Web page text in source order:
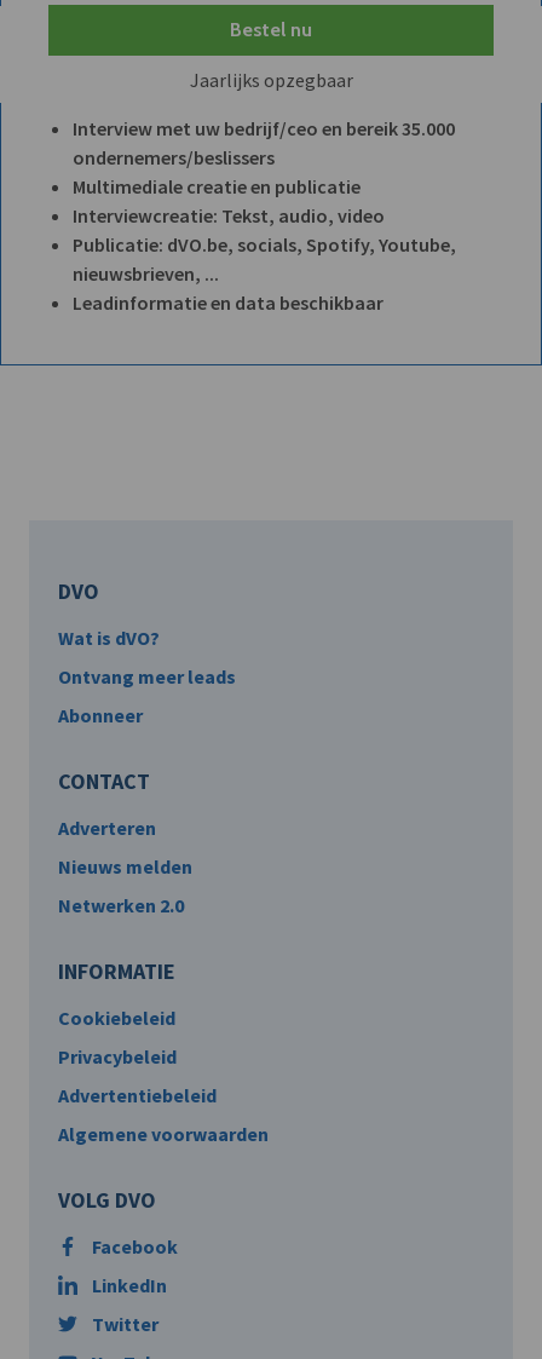
Bestel nu
Jaarlijks opzegbaar
Interview met uw bedrijf/ceo en bereik 35.000
ondernemers/beslissers
Multimediale creatie en publicatie
Interviewcreatie: Tekst, audio, video
Publicatie: dVO.be, socials, Spotify, Youtube,
nieuwsbrieven, ...
Leadinformatie en data beschikbaar
DVO
Wat is dVO?
Ontvang meer leads
Abonneer
CONTACT
Adverteren
Nieuws melden
Netwerken 2.0
INFORMATIE
Cookiebeleid
Privacybeleid
Advertentiebeleid
Algemene voorwaarden
VOLG DVO
Facebook
LinkedIn
Twitter